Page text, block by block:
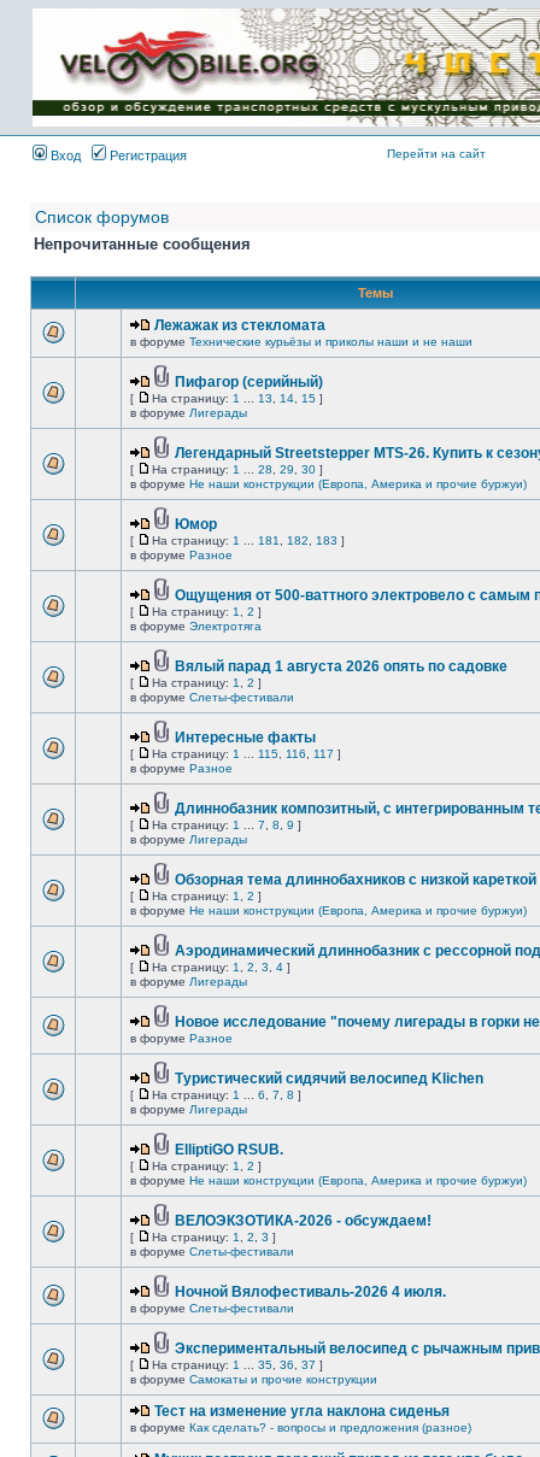
Имя пользователя:
Пароль:
{ LOG_ME_IN_SHORT
}
Вход
Регистрация Перейти на сайт
Список форумов
Непрочитанные сообщения
Темы
Лежажак из стекломата
в форуме Технические курьёзы и приколы наши и не наши
Пифагор (серийный)
[ На страницу: 1 13 14 15 ]
в форуме Лигерады
Легендарный Streetstepper MTS-26. Купить к
[ На страницу: 1 28 29 30 ]
в форуме Не наши конструкции (Европа, Америка и прочие буржуи)
Юмор
[ На страницу: 1 181 182 183 ]
в форуме Разное
Ощущения от 500-ваттного электровело с самым
[ На страницу: 1 2 ]
в форуме Электротяга
Вялый парад 1 августа 2026 опять по садовке
[ На страницу: 1 2 ]
в форуме Слеты-фестивали
Интересные факты
[ На страницу: 1 115 116 117 ]
в форуме Разное
Длиннобазник композитный, с интегрированным
[ На страницу: 1 7 8 9 ]
в форуме Лигерады
Обзорная тема длиннобахников с низкой кареткой
[ На страницу: 1 2 ]
в форуме Не наши конструкции (Европа, Америка и прочие буржуи)
Аэродинамический длиннобазник с рессорной
[ На страницу: 1 2 3 4 ]
в форуме Лигерады
Новое исследование "почему лигерады в горки
в форуме Разное
Туристический сидячий велосипед Klichen
[ На страницу: 1 6 7 8 ]
в форуме Лигерады
ElliptiGO RSUB.
[ На страницу: 1 2 ]
в форуме Не наши конструкции (Европа, Америка и прочие буржуи)
ВЕЛОЭКЗОТИКА-2026 - обсуждаем!
[ На страницу: 1 2 3 ]
в форуме Слеты-фестивали
Ночной Вялофестиваль-2026 4 июля.
в форуме Слеты-фестивали
Экспериментальный велосипед с рычажным
[ На страницу: 1 35 36 37 ]
в форуме Самокаты и прочие конструкции
Тест на изменение угла наклона сиденья
в форуме Как сделать? - вопросы и предложения (разное)